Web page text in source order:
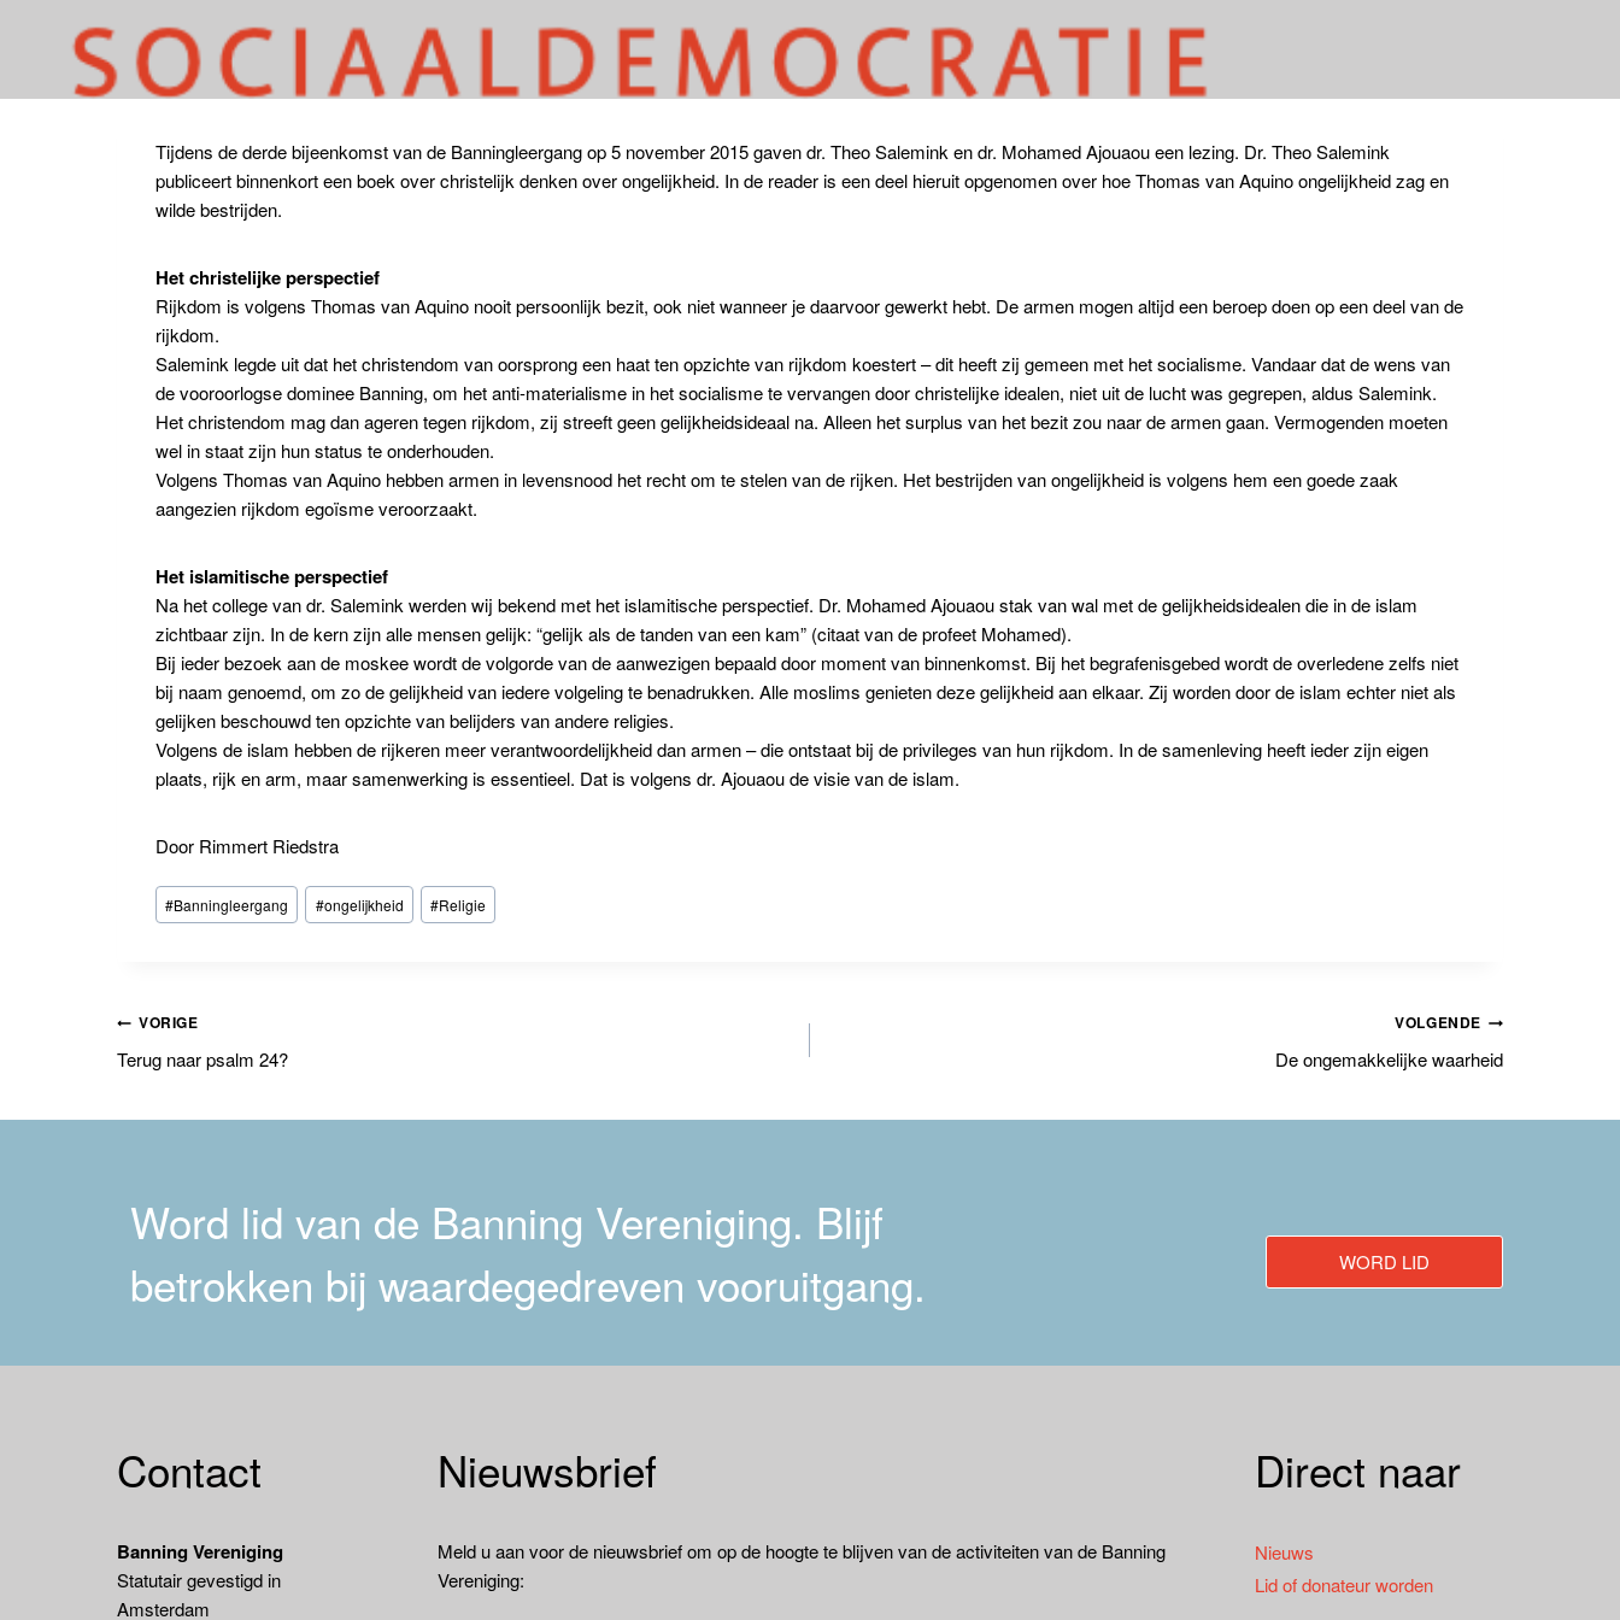
Tijdens de derde bijeenkomst van de Banningleergang op 5 november 2015 gaven dr. Theo Salemink en dr. Mohamed Ajouaou een lezing. Dr. Theo Salemink
publiceert binnenkort een boek over christelijk denken over ongelijkheid. In de reader is een deel hieruit opgenomen over hoe Thomas van Aquino ongelijkheid zag en
wilde bestrijden.
Het christelijke perspectief
Rijkdom is volgens Thomas van Aquino nooit persoonlijk bezit, ook niet wanneer je daarvoor gewerkt hebt. De armen mogen altijd een beroep doen op een deel van de
rijkdom.
Salemink legde uit dat het christendom van oorsprong een haat ten opzichte van rijkdom koestert – dit heeft zij gemeen met het socialisme. Vandaar dat de wens van
de vooroorlogse dominee Banning, om het anti-materialisme in het socialisme te vervangen door christelijke idealen, niet uit de lucht was gegrepen, aldus Salemink.
Het christendom mag dan ageren tegen rijkdom, zij streeft geen gelijkheidsideaal na. Alleen het surplus van het bezit zou naar de armen gaan. Vermogenden moeten
wel in staat zijn hun status te onderhouden.
Volgens Thomas van Aquino hebben armen in levensnood het recht om te stelen van de rijken. Het bestrijden van ongelijkheid is volgens hem een goede zaak
aangezien rijkdom egoïsme veroorzaakt.
Het islamitische perspectief
Na het college van dr. Salemink werden wij bekend met het islamitische perspectief. Dr. Mohamed Ajouaou stak van wal met de gelijkheidsidealen die in de islam
zichtbaar zijn. In de kern zijn alle mensen gelijk: “gelijk als de tanden van een kam” (citaat van de profeet Mohamed).
Bij ieder bezoek aan de moskee wordt de volgorde van de aanwezigen bepaald door moment van binnenkomst. Bij het begrafenisgebed wordt de overledene zelfs niet
bij naam genoemd, om zo de gelijkheid van iedere volgeling te benadrukken. Alle moslims genieten deze gelijkheid aan elkaar. Zij worden door de islam echter niet als
gelijken beschouwd ten opzichte van belijders van andere religies.
Volgens de islam hebben de rijkeren meer verantwoordelijkheid dan armen – die ontstaat bij de privileges van hun rijkdom. In de samenleving heeft ieder zijn eigen
plaats, rijk en arm, maar samenwerking is essentieel. Dat is volgens dr. Ajouaou de visie van de islam.
Door Rimmert Riedstra
Bericht
tags:
#Banningleergang #ongelijkheid #Religie
Bericht
VORIGE
Terug naar psalm 24?
VOLGENDE
De ongemakkelijke waarheid
Word lid van de Banning Vereniging. Blijf
betrokken bij waardegedreven vooruitgang.
WORD LID
Contact
Banning Vereniging
Statutair gevestigd in
Amsterdam
Nieuwsbrief
Meld u aan voor de nieuwsbrief om op de hoogte te blijven van de activiteiten van de Banning
Vereniging:
Direct naar
Nieuws
Lid of donateur worden